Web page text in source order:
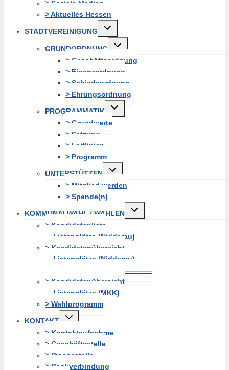
> Soziale Medien
> Aktuelles Hessen
STADTVEREINIGUNG
Untermenü
erweitern
GRUNDORDNUNG
Untermenü
erweitern
> Geschäftsordnung
> Finanzordnung
> Schiedsordnung
> Ehrungsordnung
PROGRAMMATIK
Untermenü
erweitern
> Grundwerte
> Satzung
> Leitlinien
> Programm
UNTERSTÜTZEN
Untermenü
erweitern
> Mitglied werden
> Spende(n)
KOMMUNALWAHL / WAHLEN
Untermenü
erweitern
> Kandidatenliste
Listenplätze (Nidderau)
> Kandidatenübersicht
Listenplätze (Nidderau)
———————————————
> Kandidatenübersicht
Listenplätze (MKK)
> Wahlprogramm
KONTAKT
Untermenü
erweitern
> Kontaktaufnahme
> Geschäftsstelle
> Pressestelle
> Bankverbindung